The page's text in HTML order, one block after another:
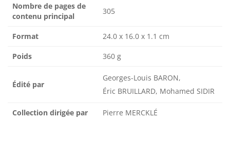
Nombre de pages de
contenu principal
305
Format 24.0 x 16.0 x 1.1 cm
Poids 360 g
Édité par
Georges-Louis BARON,
Éric BRUILLARD, Mohamed SIDIR
Collection dirigée par Pierre MERCKLÉ